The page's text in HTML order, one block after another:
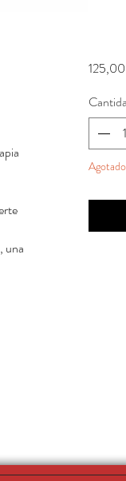
una
Agotado